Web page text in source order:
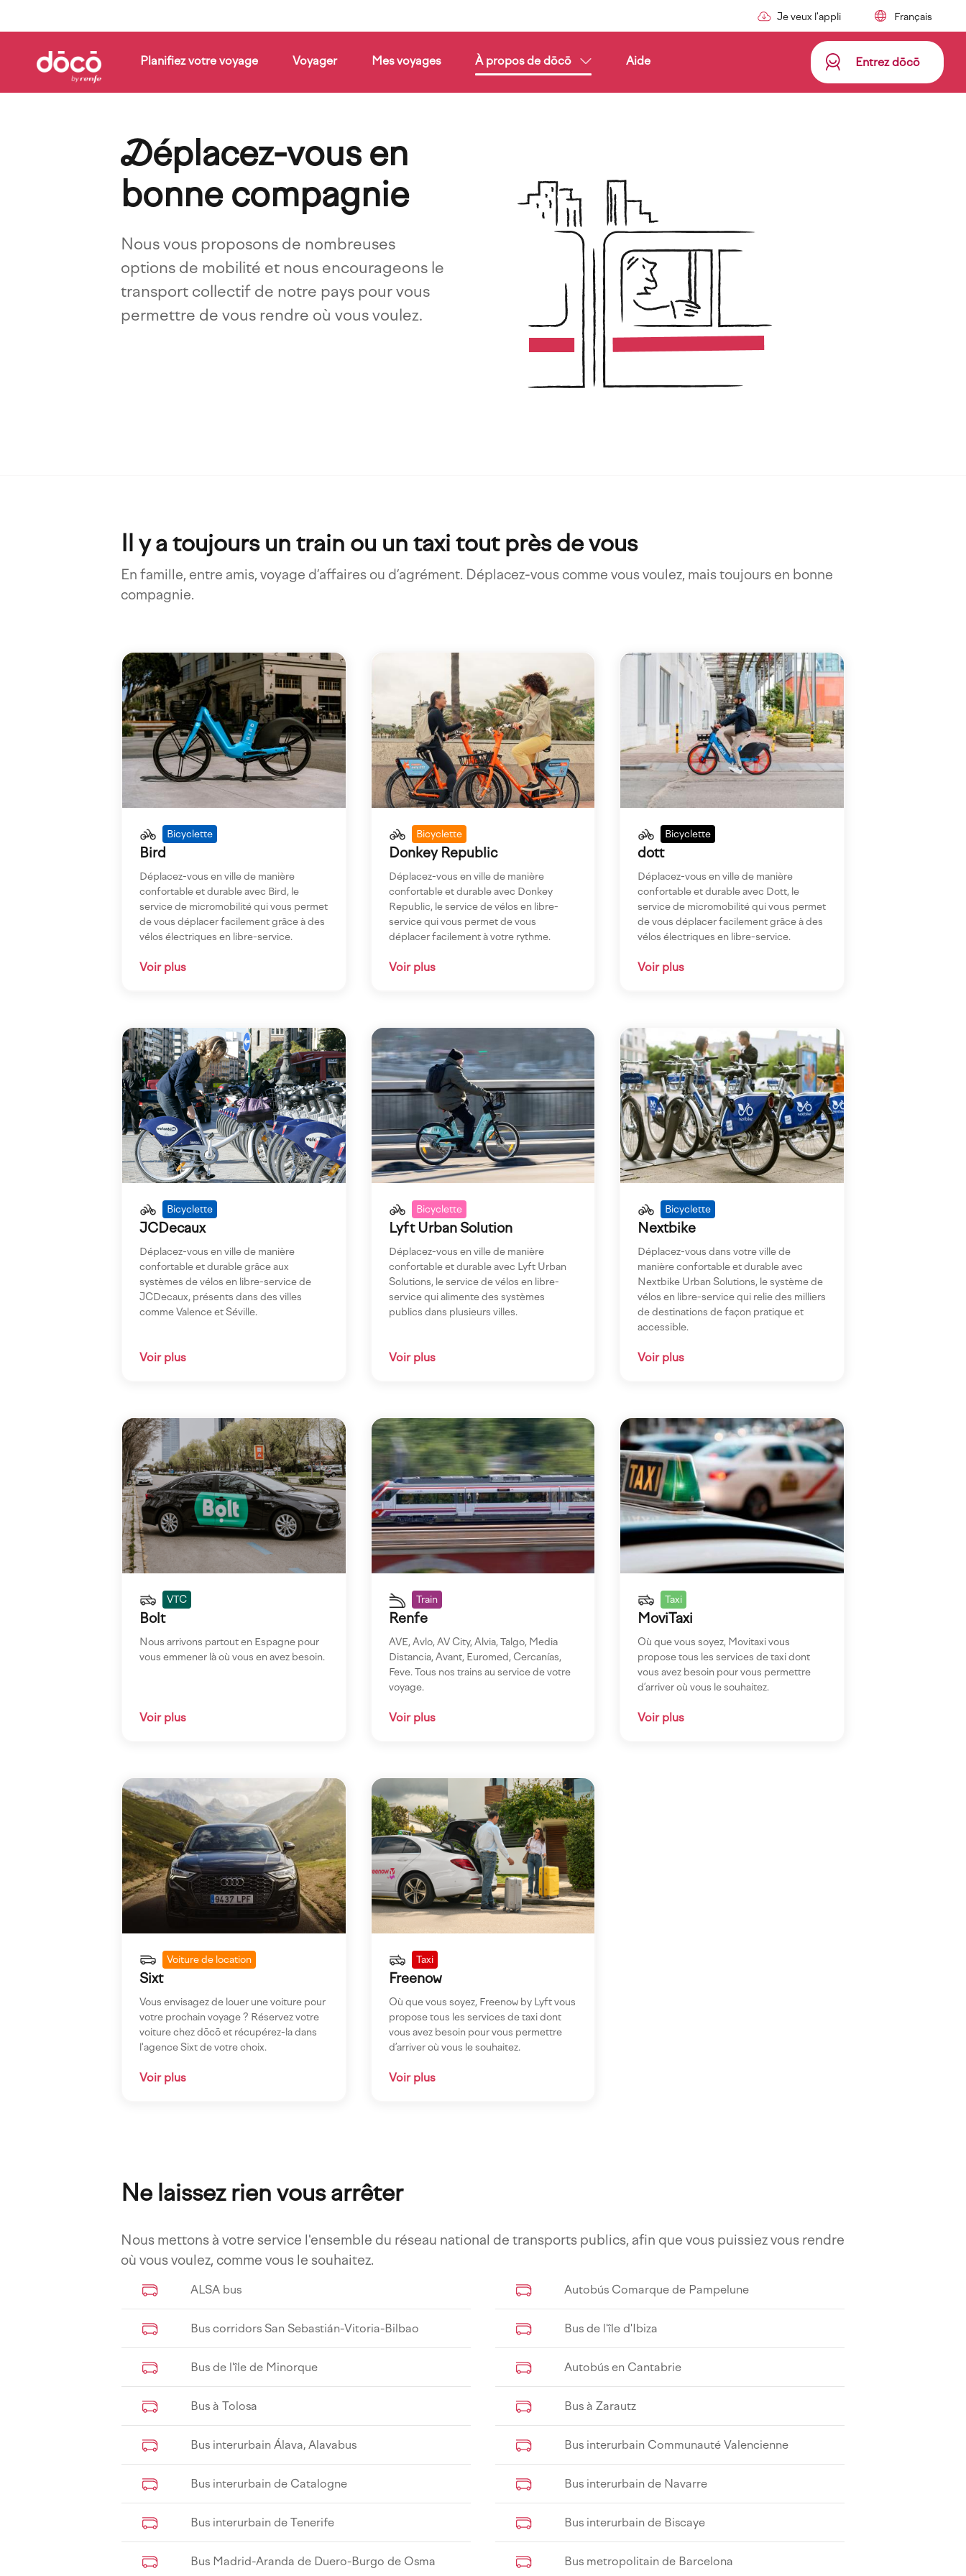
content
Je veux l'appli
Planifiez votre voyage Voyager Mes voyages
À propos de dōcō
Aide Entrez dōcō
Déplacez-vous en
bonne compagnie
Nous vous proposons de nombreuses
options de mobilité et nous encourageons le
transport collectif de notre pays pour vous
permettre de vous rendre où vous voulez.
Il y a toujours un train ou un taxi tout près de vous
En famille, entre amis, voyage d’affaires ou d’agrément. Déplacez-vous comme vous voulez, mais toujours en bonne
compagnie.
Imagen
Bicyclette
Bird
Déplacez-vous en ville de manière
confortable et durable avec Bird, le
service de micromobilité qui vous permet
de vous déplacer facilement grâce à des
vélos électriques en libre-service.
Voir plus
Bicyclette
Donkey Republic
Déplacez-vous en ville de manière
confortable et durable avec Donkey
Republic, le service de vélos en libre-
service qui vous permet de vous
déplacer facilement à votre rythme.
Voir plus
Imagen
Bicyclette
dott
Déplacez-vous en ville de manière
confortable et durable avec Dott, le
service de micromobilité qui vous permet
de vous déplacer facilement grâce à des
vélos électriques en libre-service.
Voir plus
Imagen
Bicyclette
JCDecaux
Déplacez-vous en ville de manière
confortable et durable grâce aux
systèmes de vélos en libre-service de
JCDecaux, présents dans des villes
comme Valence et Séville.
Voir plus
Imagen
Bicyclette
Lyft Urban Solution
Déplacez-vous en ville de manière
confortable et durable avec Lyft Urban
Solutions, le service de vélos en libre-
service qui alimente des systèmes
publics dans plusieurs villes.
Voir plus
Imagen
Bicyclette
Nextbike
Déplacez-vous dans votre ville de
manière confortable et durable avec
Nextbike Urban Solutions, le système de
vélos en libre-service qui relie des milliers
de destinations de façon pratique et
accessible.
Voir plus
Imagen
VTC
Bolt
Nous arrivons partout en Espagne pour
vous emmener là où vous en avez besoin.
Voir plus
Imagen
Train
Renfe
AVE, Avlo, AV City, Alvia, Talgo, Media
Distancia, Avant, Euromed, Cercanías,
Feve. Tous nos trains au service de votre
voyage.
Voir plus
Imagen
Taxi
MoviTaxi
Où que vous soyez, Movitaxi vous
propose tous les services de taxi dont
vous avez besoin pour vous permettre
d’arriver où vous le souhaitez.
Voir plus
Imagen
Voiture de location
Sixt
Vous envisagez de louer une voiture pour
votre prochain voyage ? Réservez votre
voiture chez dōcō et récupérez-la dans
l'agence Sixt de votre choix.
Voir plus
Imagen
Taxi
Freenow
Où que vous soyez, Freenow by Lyft vous
propose tous les services de taxi dont
vous avez besoin pour vous permettre
d’arriver où vous le souhaitez.
Voir plus
Ne laissez rien vous arrêter
Nous mettons à votre service l'ensemble du réseau national de transports publics, afin que vous puissiez vous rendre
où vous voulez, comme vous le souhaitez.
ALSA bus Autobús Comarque de Pampelune
Bus corridors San Sebastián-Vitoria-Bilbao Bus de l'île d'Ibiza
Bus de l'île de Minorque Autobús en Cantabrie
Bus à Tolosa Bus à Zarautz
Bus interurbain Álava, Alavabus Bus interurbain Communauté Valencienne
Bus interurbain de Catalogne Bus interurbain de Navarre
Bus interurbain de Tenerife Bus interurbain de Biscaye
Bus Madrid-Aranda de Duero-Burgo de Osma Bus metropolitain de Barcelona